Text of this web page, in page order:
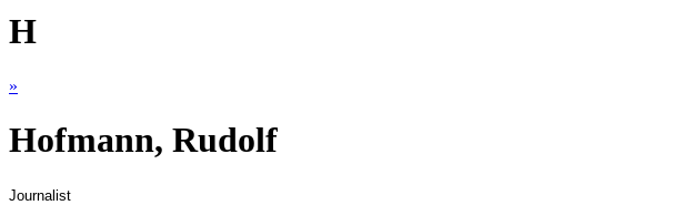
H
»
Hofmann, Rudolf
Journalist